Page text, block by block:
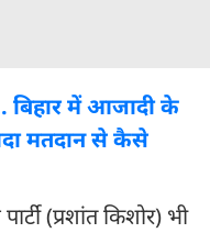
बिहार में आजादी के
मतदान से कैसे
(प्रशांत किशोर) भी